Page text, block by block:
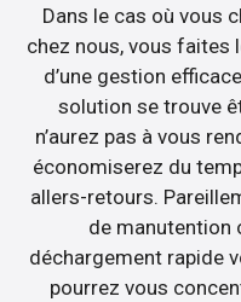
Dans le cas où vous
chez nous, vous faites
d’une gestion
solution se trouve
n’aurez pas à vous
économiserez du
allers-retours.
de manutention
déchargement rapide
pourrez vous